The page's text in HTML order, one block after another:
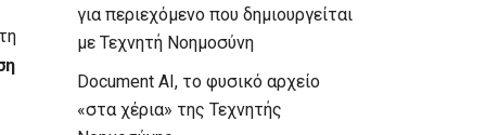
για περιεχόμενο που δημιουργείται
με Τεχνητή Νοημοσύνη
Document AI, το φυσικό αρχείο
«στα χέρια» της Τεχνητής